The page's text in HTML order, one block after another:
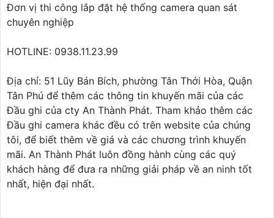
Đơn vị thi công lắp đặt hệ thống camera quan sát
chuyên nghiệp
HOTLINE: 0938.11.23.99
Địa chỉ: 51 Lũy Bán Bích, phường Tân Thới Hòa, Quận
Tân Phú để thêm các thông tin khuyến mãi của các
Đầu ghi của cty An Thành Phát. Tham khảo thêm các
Đầu ghi camera khác đều có trên website của chúng
tôi, để biết thêm về giá và các chương trình khuyến
mãi. An Thành Phát luôn đồng hành cùng các quý
khách hàng để đưa ra những giải pháp về an ninh tốt
nhất, hiện đại nhất.